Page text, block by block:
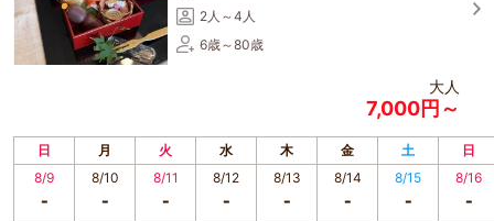
2人～4人
6歳～80歳
大人
7,000円～
日 月 火 水 木 金 土
日
8/9
8/10 8/11 8/12 8/13 8/14 8/15 8/16